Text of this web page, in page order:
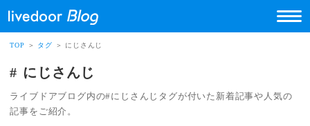
TOP ＞ タグ ＞ にじさんじ
にじさんじ
ライブドアブログ内の#にじさんじタグが付いた新着記事や人気の
記事をご紹介。